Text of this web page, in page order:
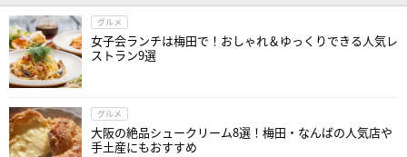
グルメ
女子会ランチは梅田で！おしゃれ＆ゆっくりできる人気レ
ストラン9選
グルメ
大阪の絶品シュークリーム8選！梅田・なんばの人気店や
手土産にもおすすめ